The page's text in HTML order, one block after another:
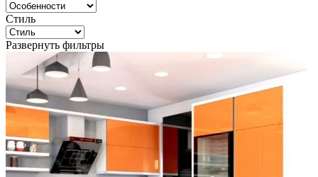
Стиль
Развернуть фильтры